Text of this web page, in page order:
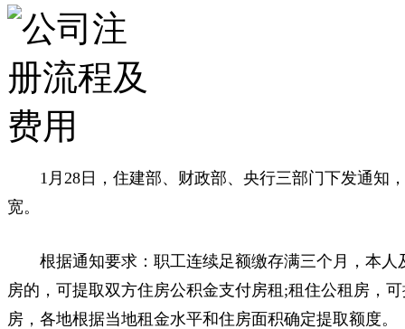
1月28日，住建部、财政部、央行三部门下发通知
宽。
根据通知要求：职工连续足额缴存满三个月，本人
房的，可提取双方住房公积金支付房租;租住公租房，
房，各地根据当地租金水平和住房面积确定提取额度。